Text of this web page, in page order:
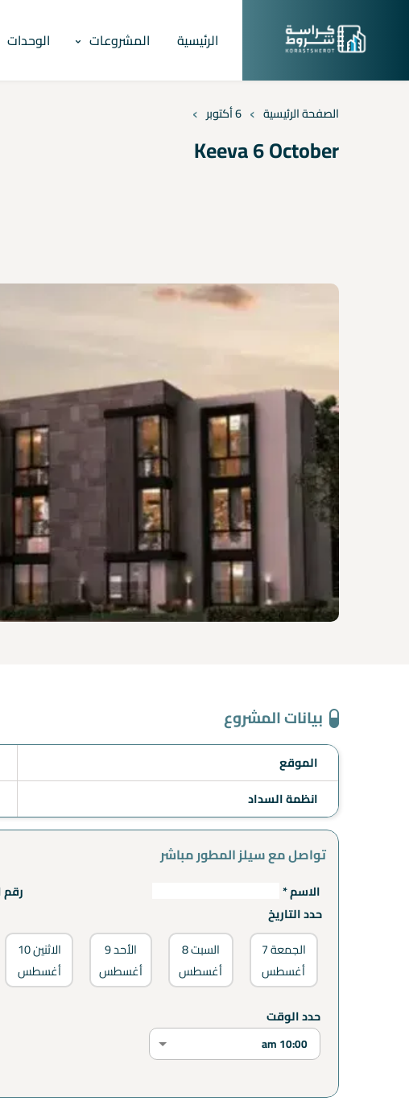
الرئيسية المشروعات الوحدات
الصفحة الرئيسية › 6 أكتوبر ›
Keeva 6 October
بيانات المشروع
الموقع
انظمة السداد
تواصل مع سيلز المطور مباشر
الاسم *
رقم
حدد التاريخ
الجمعة7
أغسطس
السبت8
أغسطس
الأحد9
أغسطس
الاثنين10
أغسطس
حدد الوقت